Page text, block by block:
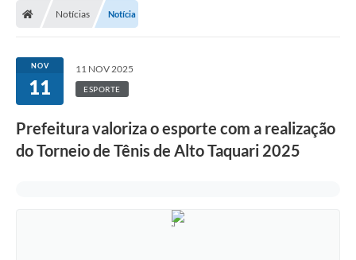
Notícias Notícia
NOV
11
11 NOV 2025
ESPORTE
Prefeitura valoriza o esporte com a realização
do Torneio de Tênis de Alto Taquari 2025